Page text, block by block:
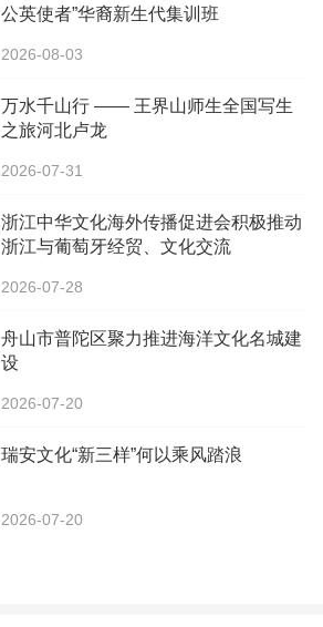
公英使者”华裔新生代集训班
2026-08-03
万水千山行 —— 王界山师生全国写生
之旅河北卢龙
2026-07-31
浙江中华文化海外传播促进会积极推动
浙江与葡萄牙经贸、文化交流
2026-07-28
舟山市普陀区聚力推进海洋文化名城建
设
2026-07-20
瑞安文化“新三样”何以乘风踏浪
2026-07-20